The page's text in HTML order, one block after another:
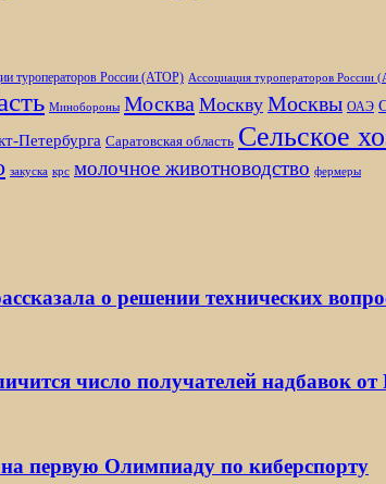
туроператоров России (АТОР) Ассоциация туроператоров России
Минобороны Москва Москву Москвы ОАЭ
Петербурга Саратовская область Сельское
закуска крс молочное животноводство фермеры
о решении технических
число получателей надбавок
на первую Олимпиаду по киберспорту